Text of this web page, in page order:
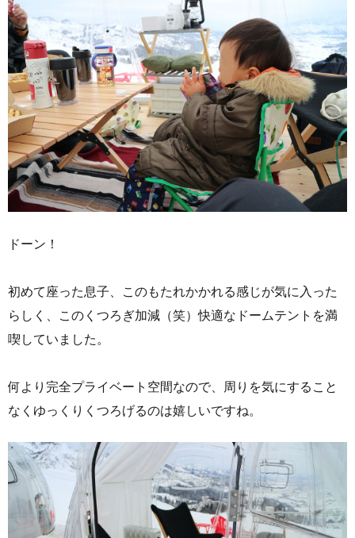
ドーン！
初めて座った息子、このもたれかかれる感じが気に入った
らしく、このくつろぎ加減（笑）快適なドームテントを満
喫していました。
何より完全プライベート空間なので、周りを気にすること
なくゆっくりくつろげるのは嬉しいですね。